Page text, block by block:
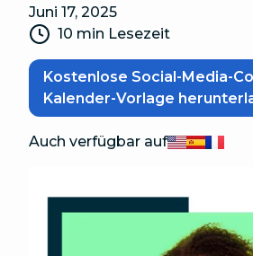
Juni 17, 2025
10 min Lesezeit
Kostenlose Social-Media-
Kalender-Vorlage
Auch verfügbar aufEnglish
Español